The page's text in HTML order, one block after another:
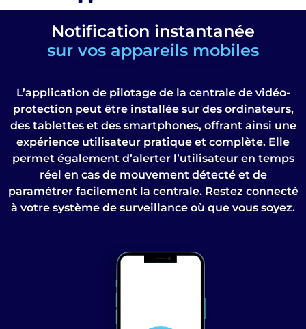
Notification instantanée
sur vos appareils mobiles
L’application de pilotage de la centrale de vidéo-
protection peut être installée sur des ordinateurs,
des tablettes et des smartphones, offrant ainsi une
expérience utilisateur pratique et complète. Elle
permet également d’alerter l’utilisateur en temps
réel en cas de mouvement détecté et de
paramétrer facilement la centrale. Restez connecté
à votre système de surveillance où que vous soyez.